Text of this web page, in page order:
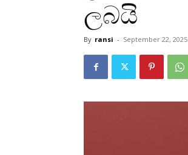
ලබයි
By ransi - September 22, 2025